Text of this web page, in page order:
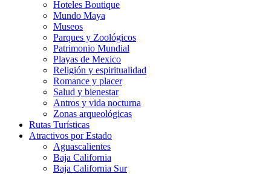
Hoteles Boutique
Mundo Maya
Museos
Parques y Zoológicos
Patrimonio Mundial
Playas de Mexico
Religión y espiritualidad
Romance y placer
Salud y bienestar
Antros y vida nocturna
Zonas arqueológicas
Rutas Turísticas
Atractivos por Estado
Aguascalientes
Baja California
Baja California Sur